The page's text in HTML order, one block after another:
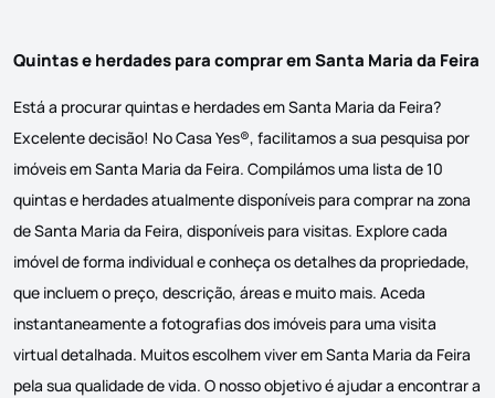
Quintas e herdades para comprar em Santa Maria da Feira
Está a procurar quintas e herdades em Santa Maria da Feira?
Excelente decisão! No Casa Yes®, facilitamos a sua pesquisa por
imóveis em Santa Maria da Feira. Compilámos uma lista de 10
quintas e herdades atualmente disponíveis para comprar na zona
de Santa Maria da Feira, disponíveis para visitas. Explore cada
imóvel de forma individual e conheça os detalhes da propriedade,
que incluem o preço, descrição, áreas e muito mais. Aceda
instantaneamente a fotografias dos imóveis para uma visita
virtual detalhada. Muitos escolhem viver em Santa Maria da Feira
pela sua qualidade de vida. O nosso objetivo é ajudar a encontrar a